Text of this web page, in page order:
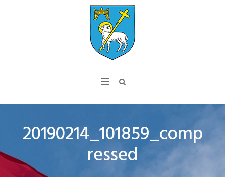
20190214_101859_comp
ressed